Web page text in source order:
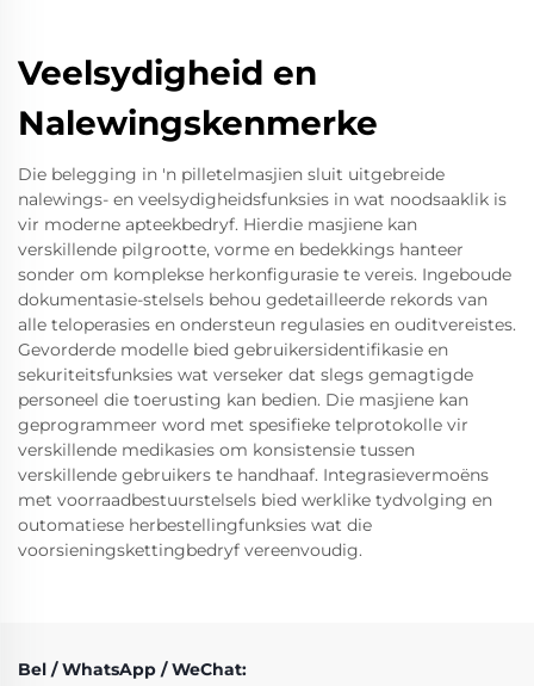
Veelsydigheid en
Nalewingskenmerke
Die belegging in 'n pilletelmasjien sluit uitgebreide
nalewings- en veelsydigheidsfunksies in wat noodsaaklik is
vir moderne apteekbedryf. Hierdie masjiene kan
verskillende pilgrootte, vorme en bedekkings hanteer
sonder om komplekse herkonfigurasie te vereis. Ingeboude
dokumentasie-stelsels behou gedetailleerde rekords van
alle teloperasies en ondersteun regulasies en ouditvereistes.
Gevorderde modelle bied gebruikersidentifikasie en
sekuriteitsfunksies wat verseker dat slegs gemagtigde
personeel die toerusting kan bedien. Die masjiene kan
geprogrammeer word met spesifieke telprotokolle vir
verskillende medikasies om konsistensie tussen
verskillende gebruikers te handhaaf. Integrasievermoëns
met voorraadbestuurstelsels bied werklike tydvolging en
outomatiese herbestellingfunksies wat die
voorsieningskettingbedryf vereenvoudig.
Bel / WhatsApp / WeChat: